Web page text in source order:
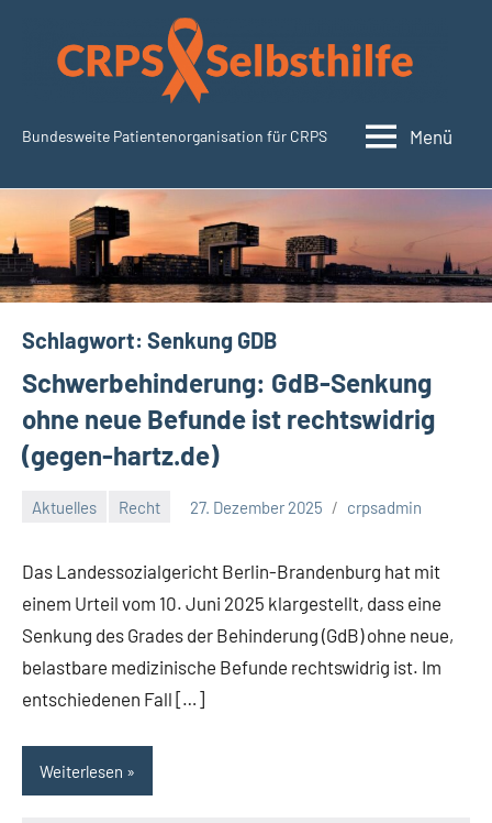
springen
CRPSSelbsthilfe.org
Bundesweite Patientenorganisation für CRPS Menü
Schlagwort: Senkung GDB
Schwerbehinderung: GdB-Senkung
ohne neue Befunde ist rechtswidrig
(gegen-hartz.de)
Aktuelles Recht 27. Dezember 2025 crpsadmin
Das Landessozialgericht Berlin-Brandenburg hat mit
einem Urteil vom 10. Juni 2025 klargestellt, dass eine
Senkung des Grades der Behinderung (GdB) ohne neue,
belastbare medizinische Befunde rechtswidrig ist. Im
entschiedenen Fall […]
Weiterlesen